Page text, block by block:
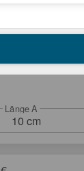
Länge A
10 cm